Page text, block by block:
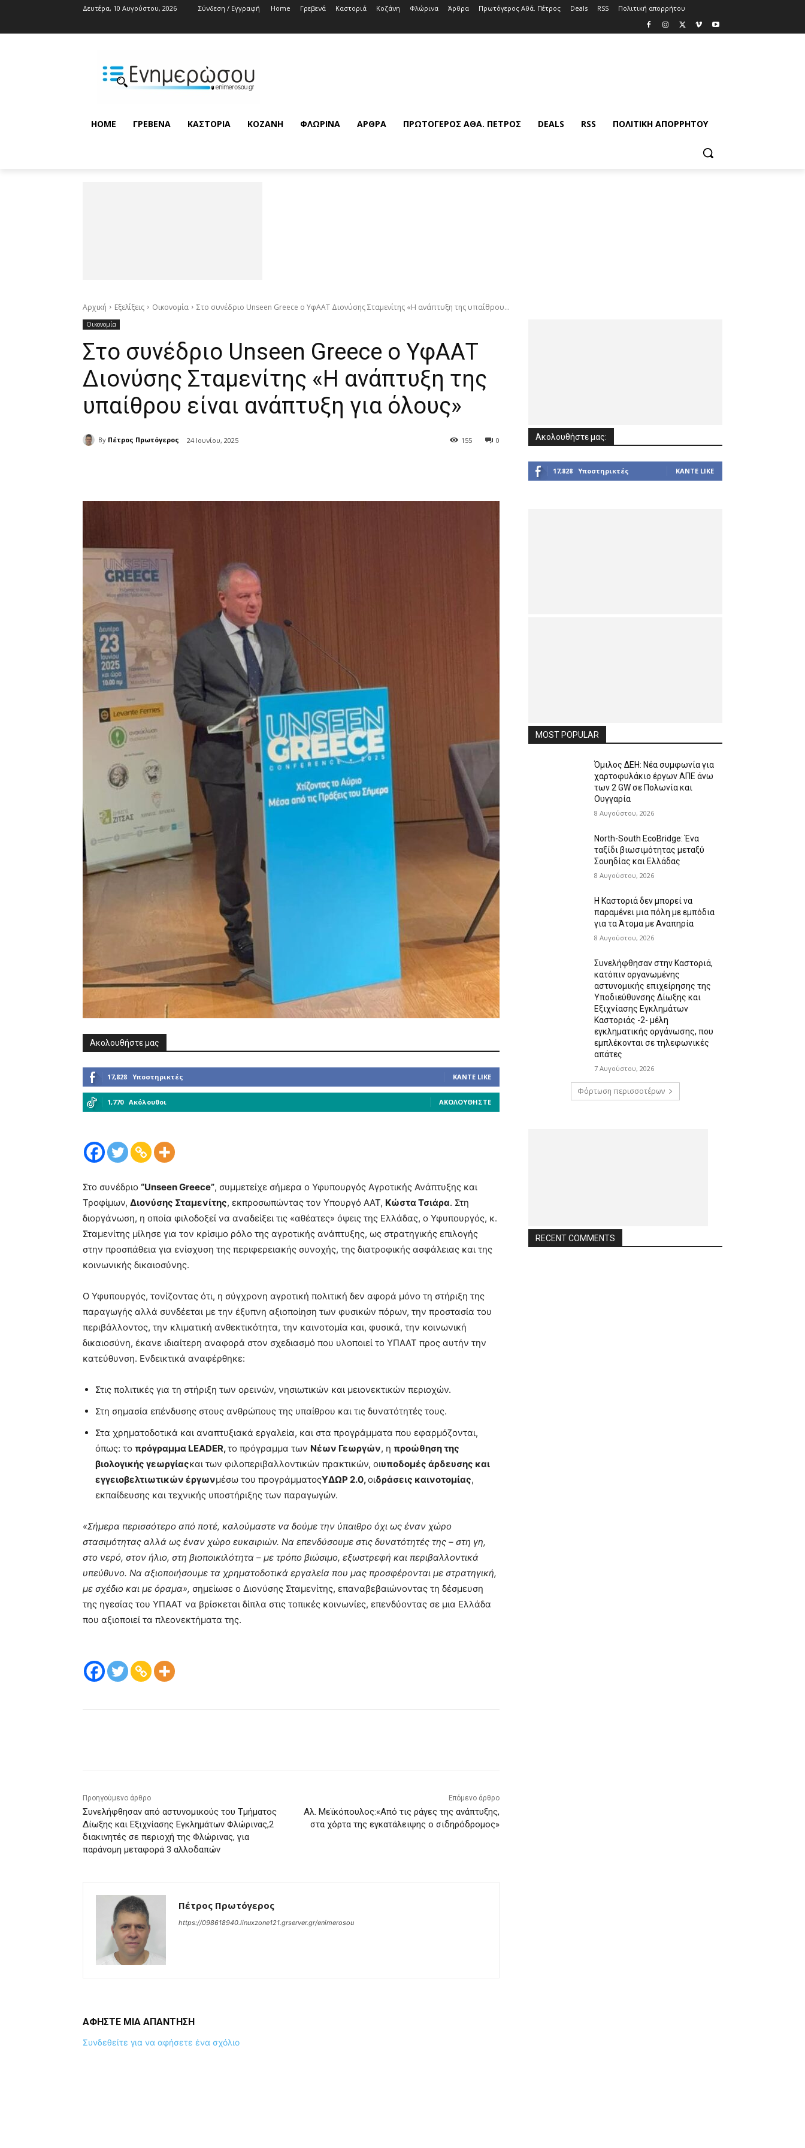
Δευτέρα, 10 Αυγούστου, 2026 Σύνδεση / Εγγραφή Home Γρεβενά Καστοριά Κοζάνη Φλώρινα Άρθρα Πρωτόγερος Αθά. Πέτρος Deals RSS Πολιτική απορρήτου
HOME ΓΡΕΒΕΝΆ ΚΑΣΤΟΡΙΆ ΚΟΖΆΝΗ ΦΛΏΡΙΝΑ ΆΡΘΡΑ ΠΡΩΤΌΓΕΡΟΣ ΑΘΆ. ΠΈΤΡΟΣ DEALS RSS ΠΟΛΙΤΙΚΉ ΑΠΟΡΡΉΤΟΥ
Αρχική Εξελίξεις Οικονομία Στο συνέδριο Unseen Greece ο ΥφΑΑΤ Διονύσης Σταμενίτης «Η ανάπτυξη της υπαίθρου...
Οικονομία
Στο συνέδριο Unseen Greece ο ΥφΑΑΤ
Διονύσης Σταμενίτης «Η ανάπτυξη της
υπαίθρου είναι ανάπτυξη για όλους»
By Πέτρος Πρωτόγερος 24 Ιουνίου, 2025 0
155
Ακολουθήστε μας
17,828 Υποστηρικτές ΚΆΝΤΕ LIKE
1,770 Ακόλουθοι ΑΚΟΛΟΥΘΉΣΤΕ
Στο συνέδριο “Unseen Greece”, συμμετείχε σήμερα ο Υφυπουργός Αγροτικής Ανάπτυξης και
Τροφίμων, Διονύσης Σταμενίτης, εκπροσωπώντας τον Υπουργό ΑΑΤ, Κώστα Τσιάρα. Στη
διοργάνωση, η οποία φιλοδοξεί να αναδείξει τις «αθέατες» όψεις της Ελλάδας, ο Υφυπουργός, κ.
Σταμενίτης μίλησε για τον κρίσιμο ρόλο της αγροτικής ανάπτυξης, ως στρατηγικής επιλογής
στην προσπάθεια για ενίσχυση της περιφερειακής συνοχής, της διατροφικής ασφάλειας και της
κοινωνικής δικαιοσύνης.
Ο Υφυπουργός, τονίζοντας ότι, η σύγχρονη αγροτική πολιτική δεν αφορά μόνο τη στήριξη της
παραγωγής αλλά συνδέεται με την έξυπνη αξιοποίηση των φυσικών πόρων, την προστασία του
περιβάλλοντος, την κλιματική ανθεκτικότητα, την καινοτομία και, φυσικά, την κοινωνική
δικαιοσύνη, έκανε ιδιαίτερη αναφορά στον σχεδιασμό που υλοποιεί το ΥΠΑΑΤ προς αυτήν την
κατεύθυνση. Ενδεικτικά αναφέρθηκε:
Στις πολιτικές για τη στήριξη των ορεινών, νησιωτικών και μειονεκτικών περιοχών.
Στη σημασία επένδυσης στους ανθρώπους της υπαίθρου και τις δυνατότητές τους.
Στα χρηματοδοτικά και αναπτυξιακά εργαλεία, και στα προγράμματα που εφαρμόζονται,
όπως: το πρόγραμμα LEADER,το πρόγραμμα των Νέων Γεωργών, η προώθηση της
βιολογικής γεωργίαςκαι των φιλοπεριβαλλοντικών πρακτικών, οιυποδομές άρδευσης και
εγγειοβελτιωτικών έργωνμέσω του προγράμματοςΥΔΩΡ 2.0,οιδράσεις καινοτομίας,
εκπαίδευσης και τεχνικής υποστήριξης των παραγωγών.
«Σήμερα περισσότερο από ποτέ, καλούμαστε να δούμε την ύπαιθρο όχι ως έναν χώρο
στασιμότητας αλλά ως έναν χώρο ευκαιριών. Να επενδύσουμε στις δυνατότητές της – στη γη,
στο νερό, στον ήλιο, στη βιοποικιλότητα – με τρόπο βιώσιμο, εξωστρεφή και περιβαλλοντικά
υπεύθυνο. Να αξιοποιήσουμε τα χρηματοδοτικά εργαλεία που μας προσφέρονται με στρατηγική,
με σχέδιο και με όραμα», σημείωσε ο Διονύσης Σταμενίτης, επαναβεβαιώνοντας τη δέσμευση
της ηγεσίας του ΥΠΑΑΤ να βρίσκεται δίπλα στις τοπικές κοινωνίες, επενδύοντας σε μια Ελλάδα
που αξιοποιεί τα πλεονεκτήματα της.
Προηγούμενο άρθρο
Συνελήφθησαν από αστυνομικούς του Τμήματος
Δίωξης και Εξιχνίασης Εγκλημάτων Φλώρινας,2
διακινητές σε περιοχή της Φλώρινας, για
παράνομη μεταφορά 3 αλλοδαπών
Επόμενο άρθρο
Αλ. Μεϊκόπουλος:«Από τις ράγες της ανάπτυξης,
στα χόρτα της εγκατάλειψης ο σιδηρόδρομος»
Πέτρος Πρωτόγερος
https://098618940.linuxzone121.grserver.gr/enimerosou
ΑΦΗΣΤΕ ΜΙΑ ΑΠΑΝΤΗΣΗ
Συνδεθείτε για να αφήσετε ένα σχόλιο
Ακολουθήστε μας:
17,828 Υποστηρικτές ΚΆΝΤΕ LIKE
MOST POPULAR
Όμιλος ΔΕΗ: Νέα συμφωνία για
χαρτοφυλάκιο έργων ΑΠΕ άνω
των 2 GW σε Πολωνία και
Ουγγαρία
8 Αυγούστου, 2026
North-South EcoBridge: Ένα
ταξίδι βιωσιμότητας μεταξύ
Σουηδίας και Ελλάδας
8 Αυγούστου, 2026
Η Καστοριά δεν μπορεί να
παραμένει μια πόλη με εμπόδια
για τα Άτομα με Αναπηρία
8 Αυγούστου, 2026
Συνελήφθησαν στην Καστοριά,
κατόπιν οργανωμένης
αστυνομικής επιχείρησης της
Υποδιεύθυνσης Δίωξης και
Εξιχνίασης Εγκλημάτων
Καστοριάς -2- μέλη
εγκληματικής οργάνωσης, που
εμπλέκονται σε τηλεφωνικές
απάτες
7 Αυγούστου, 2026
Φόρτωση περισσοτέρων
RECENT COMMENTS